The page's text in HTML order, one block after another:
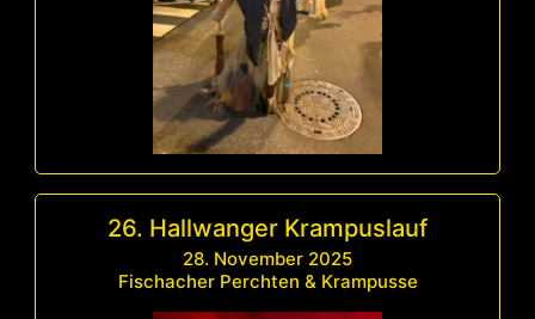
26. Hallwanger Krampuslauf
28. November 2025
Fischacher Perchten & Krampusse